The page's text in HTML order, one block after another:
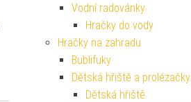
Vodní radovánky
Hračky do vody
Hračky na zahradu
Bublifuky
Dětská hřiště a prolézačky
Dětská hřiště